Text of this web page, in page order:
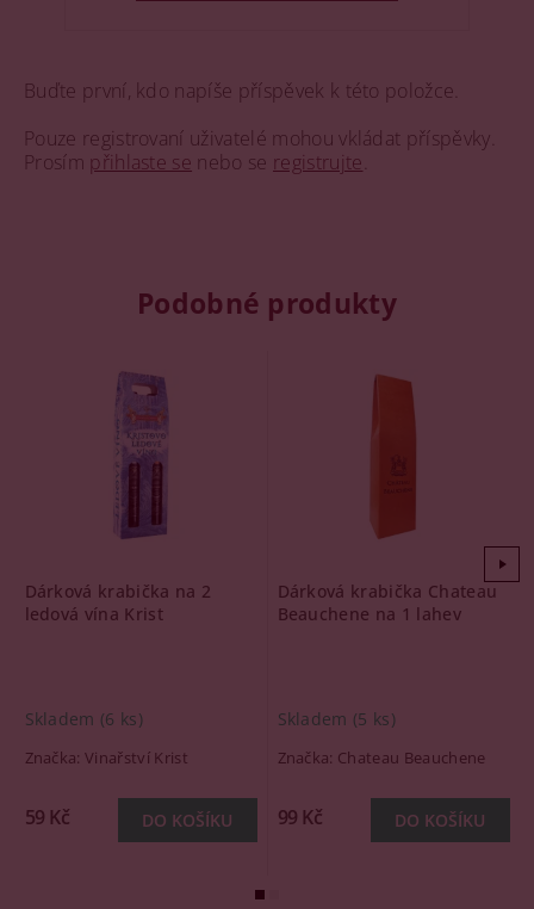
Buďte první, kdo napíše příspěvek k této položce.
Pouze registrovaní uživatelé mohou vkládat příspěvky.
Prosím přihlaste se nebo se registrujte
Podobné produkty
Dárková krabička na 2
ledová vína Krist
Skladem (6 ks)
Značka:Vinařství Krist
59 Kč
Dárková krabička Chateau
Beauchene na 1 lahev
Skladem (5 ks)
Značka: Chateau Beauchene
99 Kč